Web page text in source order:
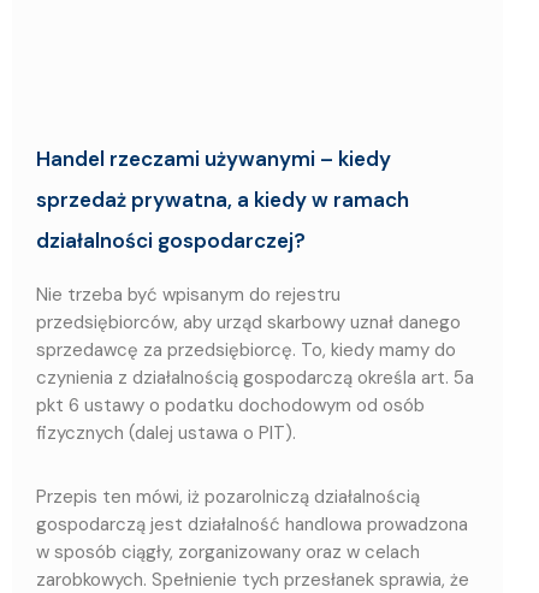
Handel rzeczami używanymi – kiedy
sprzedaż prywatna, a kiedy w ramach
działalności gospodarczej?
Nie trzeba być wpisanym do rejestru
przedsiębiorców, aby urząd skarbowy uznał danego
sprzedawcę za przedsiębiorcę. To, kiedy mamy do
czynienia z działalnością gospodarczą określa art. 5a
pkt 6 ustawy o podatku dochodowym od osób
fizycznych (dalej ustawa o PIT).
Przepis ten mówi, iż pozarolniczą działalnością
gospodarczą jest działalność handlowa prowadzona
w sposób ciągły, zorganizowany oraz w celach
zarobkowych. Spełnienie tych przesłanek sprawia, że